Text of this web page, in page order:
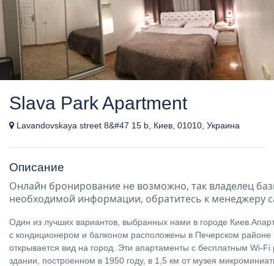
Slava Park Apartment
Lavandovskaya street 8&#47 15 b, Киев, 01010, Украина
Описание
Онлайн бронирование не возможно, так владелец
необходимой информации, обратитесь к менеджеру
Один из лучших вариантов, выбранных нами в городе
с кондиционером и балконом расположены в Печерском районе
открывается вид на город. Эти апартаменты с бесплатным Wi-
здании, построенном в 1950 году, в 1,5 км от музея